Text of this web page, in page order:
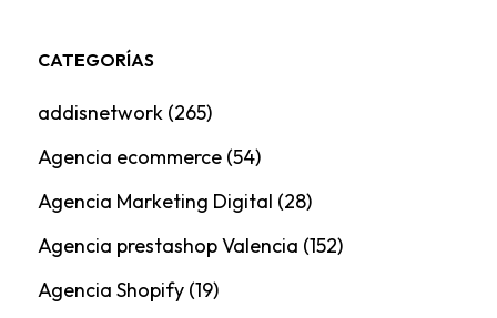
CATEGORÍAS
addisnetwork(265)
Agencia ecommerce(54)
Agencia Marketing Digital (28)
Agencia prestashop Valencia (152)
Agencia Shopify(19)